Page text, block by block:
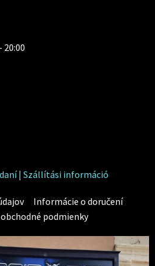
20:00
| Szállítási információ
Informácie o doručení
podmienky